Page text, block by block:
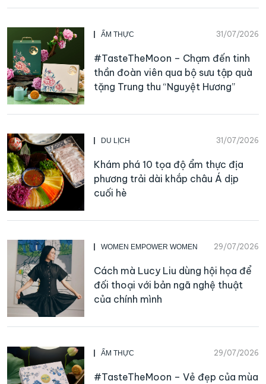
ẨM THỰC 31/07/2026
#TasteTheMoon – Chạm đến tinh
thần đoàn viên qua bộ sưu tập quà
tặng Trung thu “Nguyệt Hương”
DU LỊCH 31/07/2026
Khám phá 10 tọa độ ẩm thực địa
phương trải dài khắp châu Á dịp
cuối hè
WOMEN EMPOWER WOMEN 29/07/2026
Cách mà Lucy Liu dùng hội họa để
đối thoại với bản ngã nghệ thuật
của chính mình
ẨM THỰC 29/07/2026
#TasteTheMoon – Vẻ đẹp của mùa